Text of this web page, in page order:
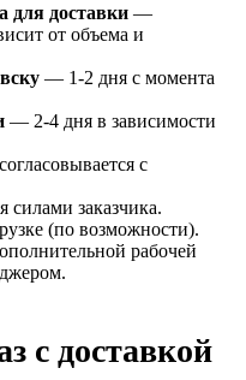
для доставки —
от объема и
— 1-2 дня с момента
— 2-4 дня в зависимости
с
силами заказчика.
(по возможности).
рабочей
с доставкой